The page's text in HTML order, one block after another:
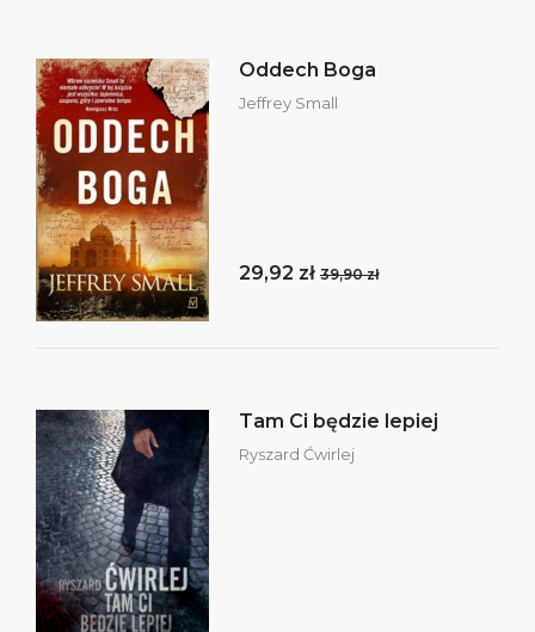
Oddech Boga
Jeffrey Small
29,92 zł 39,90 zł
Tam Ci będzie lepiej
Ryszard Ćwirlej